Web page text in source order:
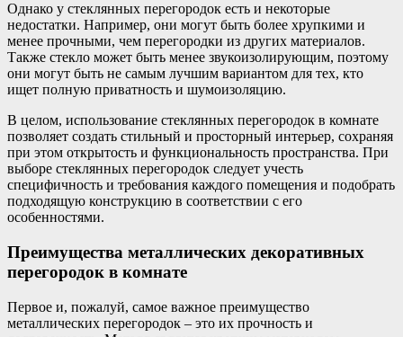
Однако у стеклянных перегородок есть и некоторые
недостатки. Например, они могут быть более хрупкими и
менее прочными, чем перегородки из других материалов.
Также стекло может быть менее звукоизолирующим, поэтому
они могут быть не самым лучшим вариантом для тех, кто
ищет полную приватность и шумоизоляцию.
В целом, использование стеклянных перегородок в комнате
позволяет создать стильный и просторный интерьер, сохраняя
при этом открытость и функциональность пространства. При
выборе стеклянных перегородок следует учесть
специфичность и требования каждого помещения и подобрать
подходящую конструкцию в соответствии с его
особенностями.
Преимущества металлических декоративных
перегородок в комнате
Первое и, пожалуй, самое важное преимущество
металлических перегородок – это их прочность и